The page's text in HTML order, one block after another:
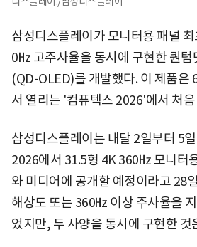
삼성디스플레이가 모니터용 패널
0㎐ 고주사율을 동시에 구현한 퀀
(QD-OLED)를 개발했다. 이 제품은
서 열리는 '컴퓨텍스 2026'에서 처
삼성디스플레이는 내달 2일부터 5
2026에서 31.5형 4K 360㎐ 모니터
와 미디어에 공개할 예정이라고 28
해상도 또는 360㎐ 이상 주사율을
었지만, 두 사양을 동시에 구현한 것